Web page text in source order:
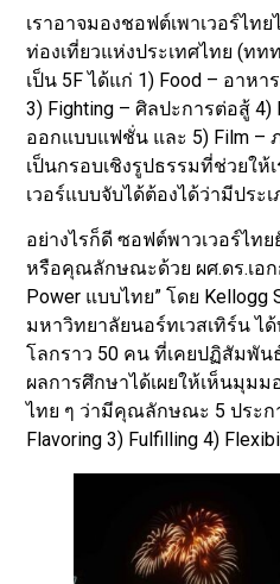
เราอาจมองชอฟต์เพาเวอร์ไท
ท่องเที่ยวแห่งประเทศไทย (ทท
เป็น 5F ได้แก่ 1) Food – อาหา
3) Fighting – ศิลปะการต่อสู้ 4)
ออกแบบแฟชั่น และ 5) Film –
เป็นกรอบเชิงรูปธรรมที่ช่วยให้
เวอร์แบบจับได้ต้องได้ว่ามีประ
อย่างไรก็ดี ซอฟต์พาวเวอร์ไท
หรือคุณลักษณะด้วย ผศ.ดร.เอก
Power แบบไทย” โดย Kellogg
มหาวิทยาลัยนอร์ทเวสเทิร์น ไ
โลกราว 50 คน ที่เคยปฏิสัมพั
ผลการศึกษาได้เผยให้เห็นมุม
ไทย ๆ ว่ามีคุณลักษณะ 5 ประก
Flavoring 3) Fulfilling 4)